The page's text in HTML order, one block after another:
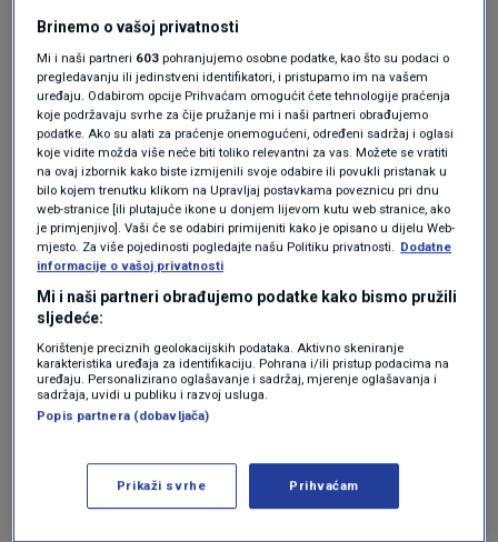
|DIP
Najviše izašlo na sjeveru
Hrvatske
Brinemo o vašoj privatnosti
Mi i naši partneri 603 pohranjujemo osobne podatke, kao što su podaci o
pregledavanju ili jedinstveni identifikatori, i pristupamo im na vašem
uređaju. Odabirom opcije Prihvaćam omogućit ćete tehnologije praćenja
koje podržavaju svrhe za čije pružanje mi i naši partneri obrađujemo
podatke. Ako su alati za praćenje onemogućeni, određeni sadržaj i oglasi
koje vidite možda više neće biti toliko relevantni za vas. Možete se vratiti
na ovaj izbornik kako biste izmijenili svoje odabire ili povukli pristanak u
bilo kojem trenutku klikom na Upravljaj postavkama poveznicu pri dnu
web-stranice [ili plutajuće ikone u donjem lijevom kutu web stranice, ako
je primjenjivo]. Vaši će se odabiri primijeniti kako je opisano u dijelu Web-
mjesto. Za više pojedinosti pogledajte našu Politiku privatnosti. Dodatne
informacije o vašoj privatnosti
Mi i naši partneri obrađujemo podatke kako bismo pružili
sljedeće:
Korištenje preciznih geolokacijskih podataka. Aktivno skeniranje
karakteristika uređaja za identifikaciju. Pohrana i/ili pristup podacima na
uređaju. Personalizirano oglašavanje i sadržaj, mjerenje oglašavanja i
sadržaja, uvidi u publiku i razvoj usluga.
Popis partnera (dobavljača)
Prikaži svrhe Prihvaćam